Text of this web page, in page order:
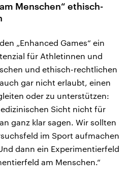
Menschen“ ethisch-
„Enhanced Games“ ein
für Athletinnen und
und ethisch-rechtlichen
gar nicht erlaubt, einen
oder zu unterstützen:
Sicht nicht für
ganz klar sagen. Wir sollten
im Sport aufmachen
dann ein Experimentierfeld
am Menschen.“